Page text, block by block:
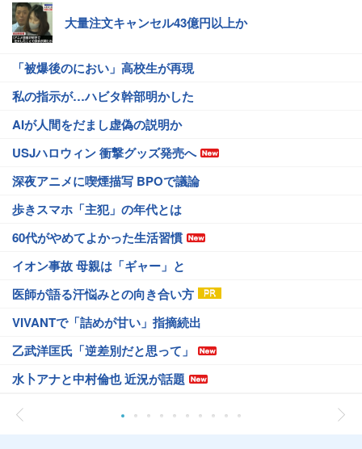
大量注文キャンセル43億円以上か
「被爆後のにおい」高校生が再現
私の指示が…ハビタ幹部明かした
AIが人間をだまし虚偽の説明か
USJハロウィン 衝撃グッズ発売へ
深夜アニメに喫煙描写 BPOで議論
歩きスマホ「主犯」の年代とは
60代がやめてよかった生活習慣
イオン事故 母親は「ギャー」と
医師が語る汗悩みとの向き合い方
VIVANTで「詰めが甘い」指摘続出
乙武洋匡氏「逆差別だと思って」
水卜アナと中村倫也 近況が話題